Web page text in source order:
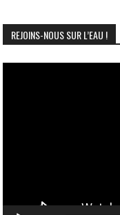
REJOINS-NOUS SUR L’EAU !